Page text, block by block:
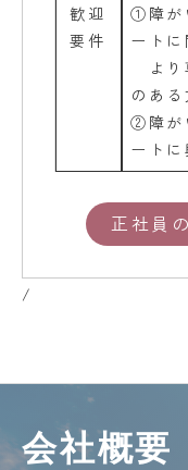
歓迎
要件
①障が
ートに
より
のある
②障が
ート
正社員
/
会社概要